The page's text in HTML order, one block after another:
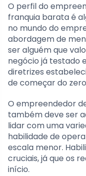
O perfil do
franquia barata é
no mundo do
abordagem de
ser alguém que
negócio já testado
diretrizes
de começar do
O empreendedor
também deve ser
lidar com uma
habilidade de
escala menor.
cruciais, já que os
início.